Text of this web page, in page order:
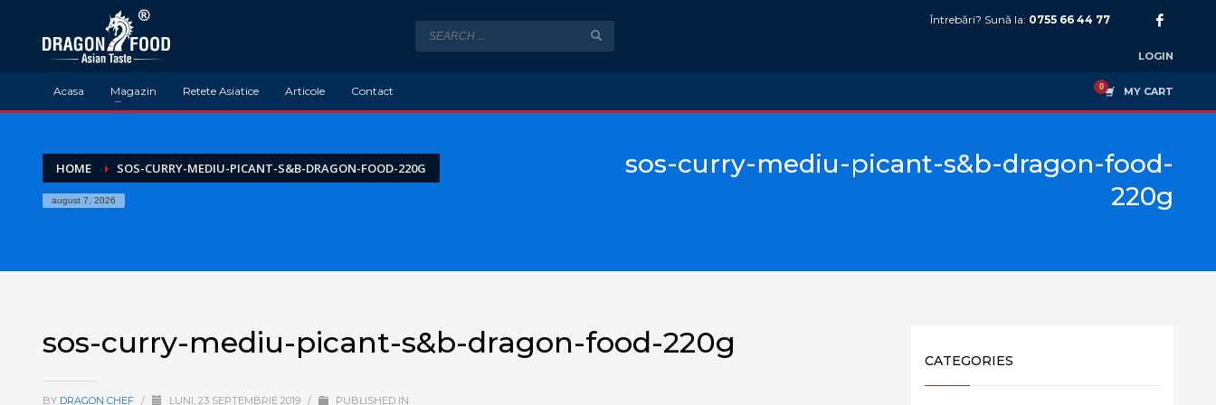
Întrebări? Sună la: 0755 66 44 77
LOGIN
Acasa Magazin Retete Asiatice Articole Contact MY CART
HOME SOS-CURRY-MEDIU-PICANT-S&B-DRAGON-FOOD-220G
august 7, 2026
sos-curry-mediu-picant-s&b-dragon-food-
220g
sos-curry-mediu-picant-s&b-dragon-food-220g
BY DRAGON CHEF / LUNI, 23 SEPTEMBRIE 2019 / PUBLISHED IN
CATEGORIES